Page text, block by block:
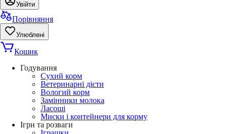
Увійти
Порівняння
Улюблені
Кошик
Годування
Сухий корм
Ветеринарні дієти
Вологий корм
Замінники молока
Ласощі
Миски і контейнери для корму
Ігри та розваги